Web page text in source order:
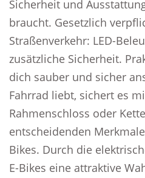
Sicherheit und
braucht. Gesetzlich
Straßenverkehr: LED-
zusätzliche Sicherheit.
dich sauber und sicher
Fahrrad liebt, sichert es
Rahmenschloss oder
entscheidenden
Bikes. Durch die
E-Bikes eine attraktive